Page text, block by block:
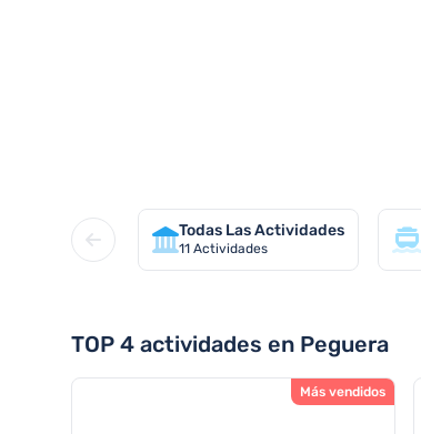
Todas Las Actividades
11 Actividades
TOP 4 actividades en Peguera
Más vendidos